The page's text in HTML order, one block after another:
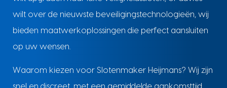
wilt over de nieuwste beveiligingstechnologieën, wij
bieden maatwerkoplossingen die perfect aansluiten
op uw wensen.
Waarom kiezen voor Slotenmaker Heijmans? Wij zijn
snel en discreet, met een gemiddelde aankomsttijd